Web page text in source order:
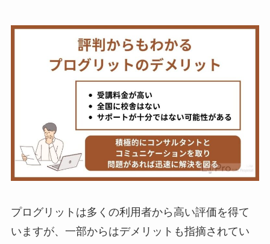
プログリットは多くの利用者から高い評価を得て
いますが、一部からはデメリットも指摘されてい